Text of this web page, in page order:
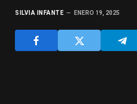
SILVIA INFANTE ENERO 19, 2025